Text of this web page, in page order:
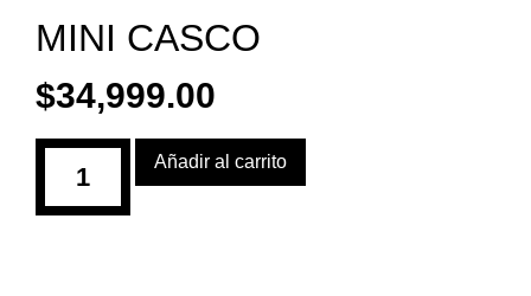
MINI CASCO
$34,999.00
Añadir al carrito